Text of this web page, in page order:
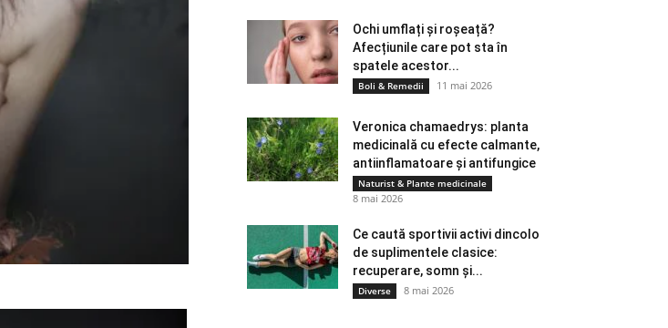
Ochi umflați și roșeață?
Afecțiunile care pot sta în
spatele acestor...
Boli & Remedii 11 mai 2026
Veronica chamaedrys: planta
medicinală cu efecte calmante,
antiinflamatoare și antifungice
Naturist & Plante medicinale
8 mai 2026
Ce caută sportivii activi dincolo
de suplimentele clasice:
recuperare, somn și...
Diverse 8 mai 2026